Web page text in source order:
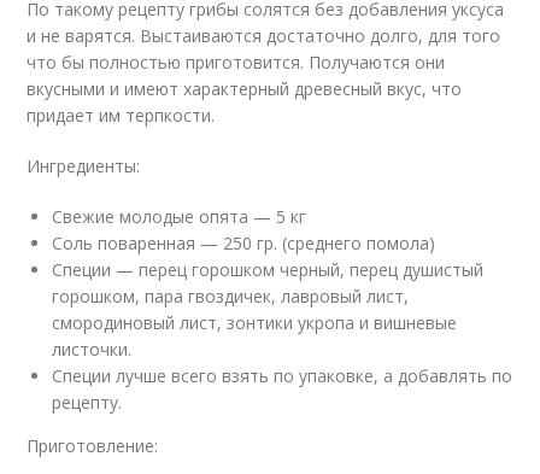
По такому рецепту грибы солятся без добавления уксуса
и не варятся. Выстаиваются достаточно долго, для того
что бы полностью приготовится. Получаются они
вкусными и имеют характерный древесный вкус, что
придает им терпкости.
Ингредиенты:
Свежие молодые опята — 5 кг
Соль поваренная — 250 гр. (среднего помола)
Специи — перец горошком черный, перец душистый
горошком, пара гвоздичек, лавровый лист,
смородиновый лист, зонтики укропа и вишневые
листочки.
Специи лучше всего взять по упаковке, а добавлять по
рецепту.
Приготовление: